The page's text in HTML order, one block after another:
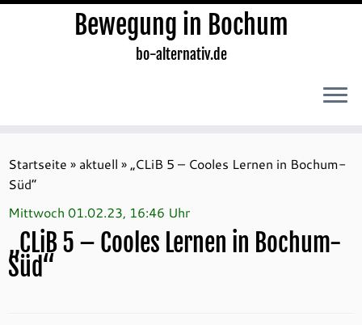
Inhalt
springen
Bewegung in Bochum
bo-alternativ.de
Startseite » aktuell » „CLiB 5 – Cooles Lernen in Bochum-
Süd“
Mittwoch 01.02.23, 16:46 Uhr
„CLiB 5 – Cooles Lernen in Bochum-
Süd“